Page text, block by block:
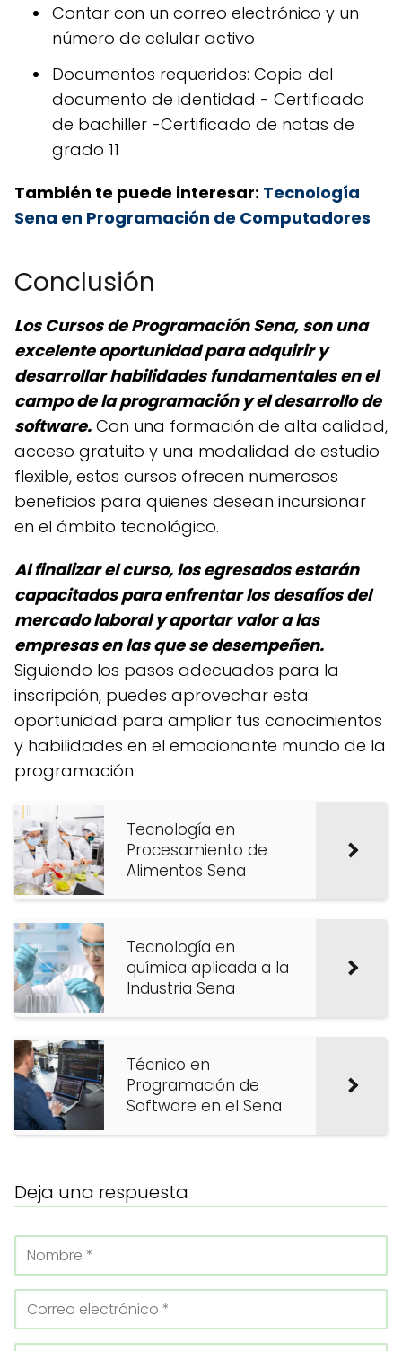
Contar con un correo electrónico y un
número de celular activo
Documentos requeridos: Copia del
documento de identidad - Certificado
de bachiller -Certificado de notas de
grado 11
También te puede interesar: Tecnología
Sena en Programación de Computadores
Conclusión
Los Cursos de Programación Sena, son una
excelente oportunidad para adquirir y
desarrollar habilidades fundamentales en el
campo de la programación y el desarrollo de
software. Con una formación de alta calidad,
acceso gratuito y una modalidad de estudio
flexible, estos cursos ofrecen numerosos
beneficios para quienes desean incursionar
en el ámbito tecnológico.
Al finalizar el curso, los egresados estarán
capacitados para enfrentar los desafíos del
mercado laboral y aportar valor a las
empresas en las que se desempeñen.
Siguiendo los pasos adecuados para la
inscripción, puedes aprovechar esta
oportunidad para ampliar tus conocimientos
y habilidades en el emocionante mundo de la
programación.
Tecnología en
Procesamiento de
Alimentos Sena
Tecnología en
química aplicada a la
Industria Sena
Técnico en
Programación de
Software en el Sena
Deja una respuesta